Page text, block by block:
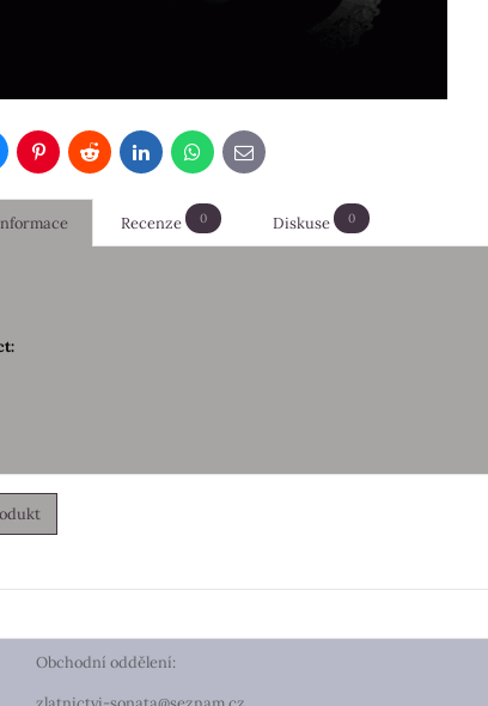
PinterestRedditLinkedInWhatsApp
E-
mail
Recenze 0 Diskuse 0
Obchodní oddělení: